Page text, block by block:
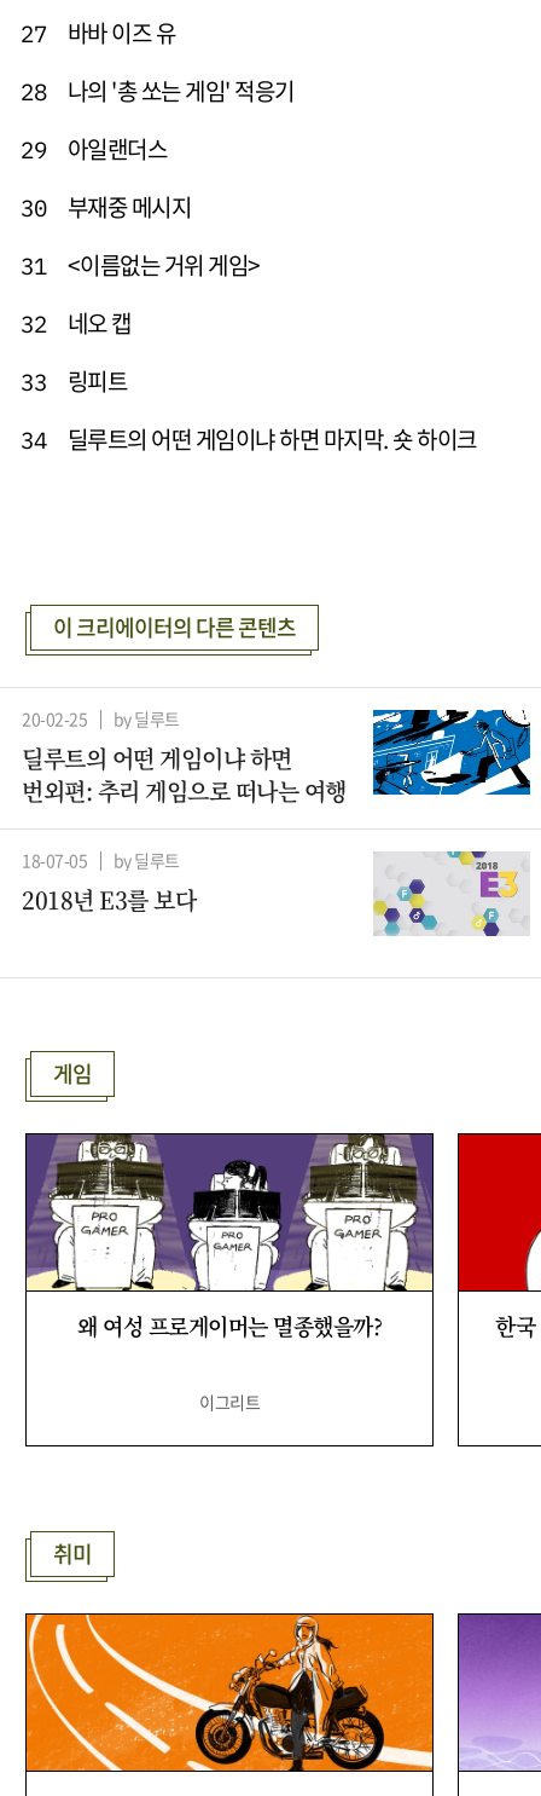
27 바바 이즈 유
28 나의 '총 쏘는 게임' 적응기
29 아일랜더스
30 부재중 메시지
31 <이름없는 거위 게임>
32 네오 캡
33 링피트
34 딜루트의 어떤 게임이냐 하면 마지막. 숏 하이크
이 크리에이터의 다른 콘텐츠
20-02-25 by 딜루트
딜루트의 어떤 게임이냐 하면
번외편: 추리 게임으로 떠나는 여행
18-07-05 by 딜루트
2018년 E3를 보다
게임
왜 여성 프로게이머는 멸종했을까?
이그리트
한
취미